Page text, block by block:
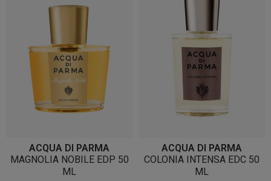
ACQUA DI PARMA
MAGNOLIA NOBILE EDP 50
ML
ACQUA DI PARMA
COLONIA INTENSA EDC 50
ML